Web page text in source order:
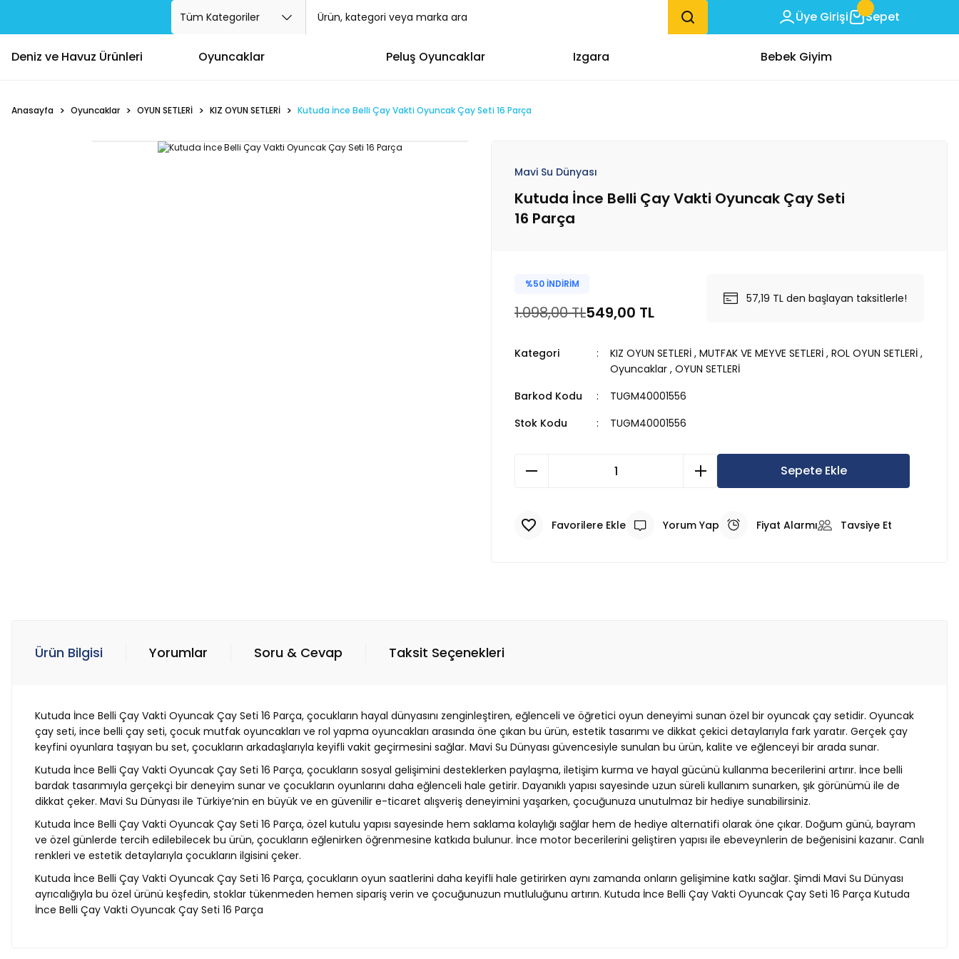
Üye Girişi Sepet
Deniz ve Havuz Ürünleri Oyuncaklar Peluş Oyuncaklar Izgara Bebek Giyim
Anasayfa Oyuncaklar OYUN SETLERİ KIZ OYUN SETLERİ Kutuda İnce Belli Çay Vakti Oyuncak Çay Seti 16 Parça
Mavi Su Dünyası
Kutuda İnce Belli Çay Vakti Oyuncak Çay Seti
16 Parça
%50 İNDİRİM
1.098,00 TL549,00 TL
57,19 TL den başlayan taksitlerle!
Kategori KIZ OYUN SETLERİ , MUTFAK VE MEYVE SETLERİ , ROL OYUN SETLERİ ,
Oyuncaklar , OYUN SETLERİ
Barkod Kodu
TUGM40001556
Stok Kodu
TUGM40001556
Sepete Ekle
Yorum Yap Fiyat Alarmı Tavsiye Et
Ürün Bilgisi Yorumlar Soru & Cevap Taksit Seçenekleri
Kutuda İnce Belli Çay Vakti Oyuncak Çay Seti 16 Parça, çocukların hayal dünyasını zenginleştiren, eğlenceli ve öğretici oyun deneyimi sunan özel bir oyuncak çay setidir. Oyuncak
çay seti, ince belli çay seti, çocuk mutfak oyuncakları ve rol yapma oyuncakları arasında öne çıkan bu ürün, estetik tasarımı ve dikkat çekici detaylarıyla fark yaratır. Gerçek çay
keyfini oyunlara taşıyan bu set, çocukların arkadaşlarıyla keyifli vakit geçirmesini sağlar. Mavi Su Dünyası güvencesiyle sunulan bu ürün, kalite ve eğlenceyi bir arada sunar.
Kutuda İnce Belli Çay Vakti Oyuncak Çay Seti 16 Parça, çocukların sosyal gelişimini desteklerken paylaşma, iletişim kurma ve hayal gücünü kullanma becerilerini artırır. İnce belli
bardak tasarımıyla gerçekçi bir deneyim sunar ve çocukların oyunlarını daha eğlenceli hale getirir. Dayanıklı yapısı sayesinde uzun süreli kullanım sunarken, şık görünümü ile de
dikkat çeker. Mavi Su Dünyası ile Türkiye’nin en büyük ve en güvenilir e-ticaret alışveriş deneyimini yaşarken, çocuğunuza unutulmaz bir hediye sunabilirsiniz.
Kutuda İnce Belli Çay Vakti Oyuncak Çay Seti 16 Parça, özel kutulu yapısı sayesinde hem saklama kolaylığı sağlar hem de hediye alternatifi olarak öne çıkar. Doğum günü, bayram
ve özel günlerde tercih edilebilecek bu ürün, çocukların eğlenirken öğrenmesine katkıda bulunur. İnce motor becerilerini geliştiren yapısı ile ebeveynlerin de beğenisini kazanır. Canlı
renkleri ve estetik detaylarıyla çocukların ilgisini çeker.
Kutuda İnce Belli Çay Vakti Oyuncak Çay Seti 16 Parça, çocukların oyun saatlerini daha keyifli hale getirirken aynı zamanda onların gelişimine katkı sağlar. Şimdi Mavi Su Dünyası
ayrıcalığıyla bu özel ürünü keşfedin, stoklar tükenmeden hemen sipariş verin ve çocuğunuzun mutluluğunu artırın. Kutuda İnce Belli Çay Vakti Oyuncak Çay Seti 16 Parça Kutuda
İnce Belli Çay Vakti Oyuncak Çay Seti 16 Parça